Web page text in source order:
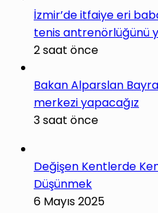
İzmir’de itfaiye eri
tenis antrenörlüğünü
2 saat önce
Bakan Alparslan
merkezi yapacağız
3 saat önce
Değişen Kentlerde
Düşünmek
6 Mayıs 2025